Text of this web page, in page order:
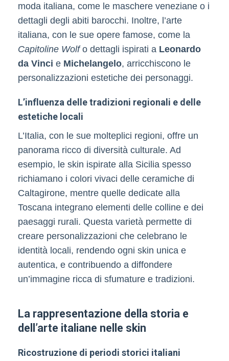
moda italiana, come le maschere veneziane o i
dettagli degli abiti barocchi. Inoltre, l’arte
italiana, con le sue opere famose, come la
Capitoline Wolfo dettagli ispirati a Leonardo
da Vinci e Michelangelo, arricchiscono le
personalizzazioni estetiche dei personaggi.
L’influenza delle tradizioni regionali e delle
estetiche locali
L’Italia, con le sue molteplici regioni, offre un
panorama ricco di diversità culturale. Ad
esempio, le skin ispirate alla Sicilia spesso
richiamano i colori vivaci delle ceramiche di
Caltagirone, mentre quelle dedicate alla
Toscana integrano elementi delle colline e dei
paesaggi rurali. Questa varietà permette di
creare personalizzazioni che celebrano le
identità locali, rendendo ogni skin unica e
autentica, e contribuendo a diffondere
un’immagine ricca di sfumature e tradizioni.
La rappresentazione della storia e
dell’arte italiane nelle skin
Ricostruzione di periodi storici italiani